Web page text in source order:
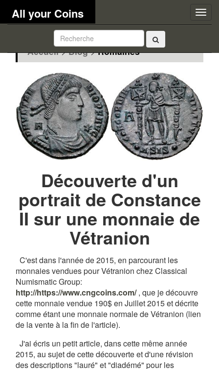
All your Coins
Accueil >Blog >Romaines
Découverte d'un
portrait de Constance
II sur une monnaie de
Vétranion
C'est dans l'année de 2015, en parcourant les
monnaies vendues pour Vétranion chez Classical
Numismatic Group:
http://https://www.cngcoins.com/, que je découvre
cette monnaie vendue 190$ en Juillet 2015 et décrite
comme étant une monnaie normale de Vétranion (lien
de la vente à la fin de l'article).
J'ai écris un petit article, dans cette même année
2015, au sujet de cette découverte et d'une révision
des descriptions "lauré" et "diadémé" pour les